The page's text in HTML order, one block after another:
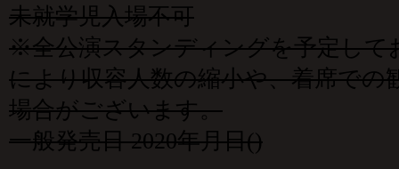
未就学児入場不可
※全公演スタンディングを予定して
により収容人数の縮小や、着席での
場合がございます。
一般発売日 2020年月日()